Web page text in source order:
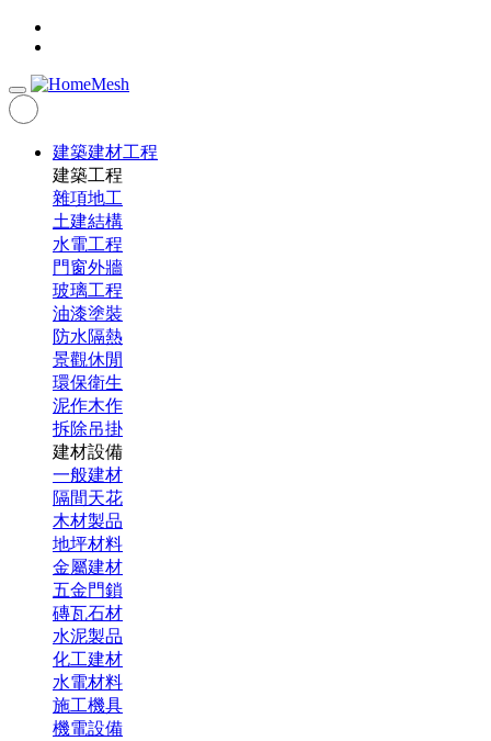
建築建材工程
建築工程
雜項地工
土建結構
水電工程
門窗外牆
玻璃工程
油漆塗裝
防水隔熱
景觀休閒
環保衛生
泥作木作
拆除吊掛
建材設備
一般建材
隔間天花
木材製品
地坪材料
金屬建材
五金門鎖
磚瓦石材
水泥製品
化工建材
水電材料
施工機具
機電設備